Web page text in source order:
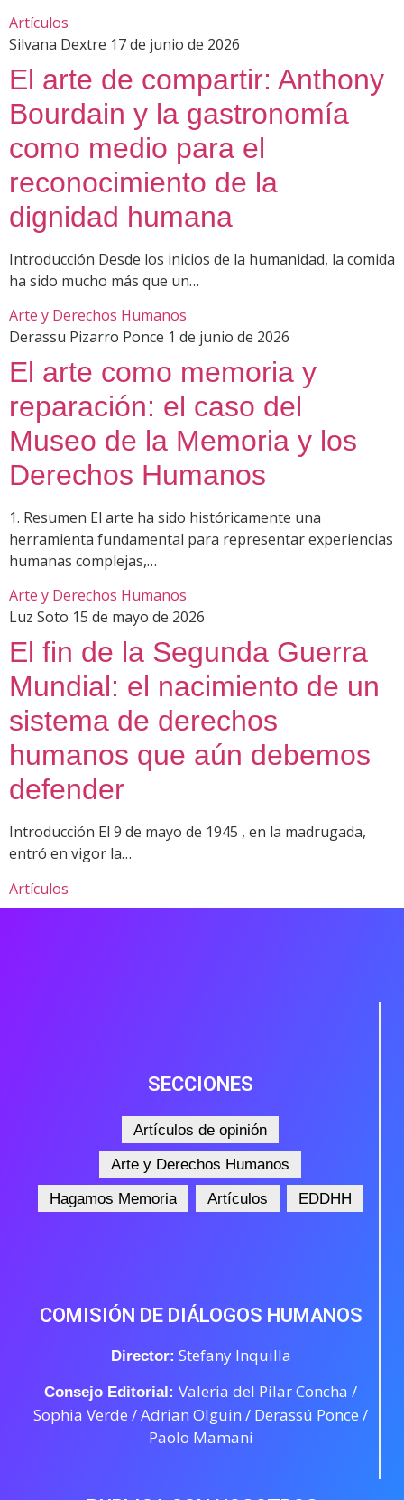
Artículos
Silvana Dextre 17 de junio de 2026
El arte de compartir: Anthony
Bourdain y la gastronomía
como medio para el
reconocimiento de la
dignidad humana
Introducción Desde los inicios de la humanidad, la comida
ha sido mucho más que un…
Arte y Derechos Humanos
Derassu Pizarro Ponce 1 de junio de 2026
El arte como memoria y
reparación: el caso del
Museo de la Memoria y los
Derechos Humanos
1. Resumen El arte ha sido históricamente una
herramienta fundamental para representar experiencias
humanas complejas,…
Arte y Derechos Humanos
Luz Soto 15 de mayo de 2026
El fin de la Segunda Guerra
Mundial: el nacimiento de un
sistema de derechos
humanos que aún debemos
defender
Introducción El 9 de mayo de 1945 , en la madrugada,
entró en vigor la…
Artículos
SECCIONES
Artículos de opinión
Arte y Derechos Humanos
Hagamos Memoria
Artículos EDDHH
COMISIÓN DE DIÁLOGOS HUMANOS
Director: Stefany Inquilla
Consejo Editorial: Valeria del Pilar Concha /
Sophia Verde /Adrian Olguin / Derassú Ponce /
Paolo Mamani